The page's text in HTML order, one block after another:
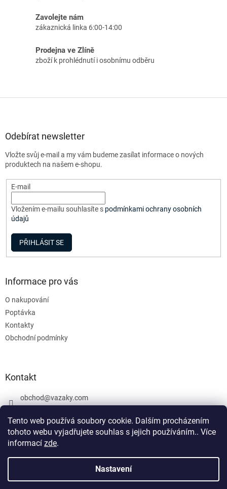
Tento web používá soubory cookie. Dalším procházením
tohoto webu vyjadřujete souhlas s jejich používáním.. Více
informací zde.
Nastavení
jsou označeny: skladem mohou být vyrobeny v den objednávky,
případně po dohodě objednány u výrobce jako zakázková výroba.
Zavolejte nám
zákaznická linka 6:00-14:00
Prodejna ve Zlíně
zboží k prohlédnutí i osobnímu odběru
Odebírat newsletter
Vložte svůj e-mail a my vám budeme zasílat informace o nových
produktech na našem e-shopu.
E-mail
Vložením e-mailu souhlasíte s podmínkami ochrany osobních
údajů
PŘIHLÁSIT SE
Informace pro vás
O nakupování
Poptávka
Kontakty
Obchodní podmínky
Kontakt
obchod@vazaky.com
Vytvořil Shoptet